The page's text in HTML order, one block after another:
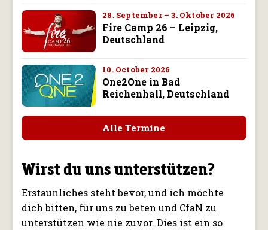
28. September – 3. Oktober 2026
Fire Camp 26 – Leipzig,
Deutschland
10. October 2026
One2One in Bad
Reichenhall, Deutschland
Alle Termine
Wirst du uns unterstützen?
Erstaunliches steht bevor, und ich möchte
dich bitten, für uns zu beten und CfaN zu
unterstützen wie nie zuvor. Dies ist ein so